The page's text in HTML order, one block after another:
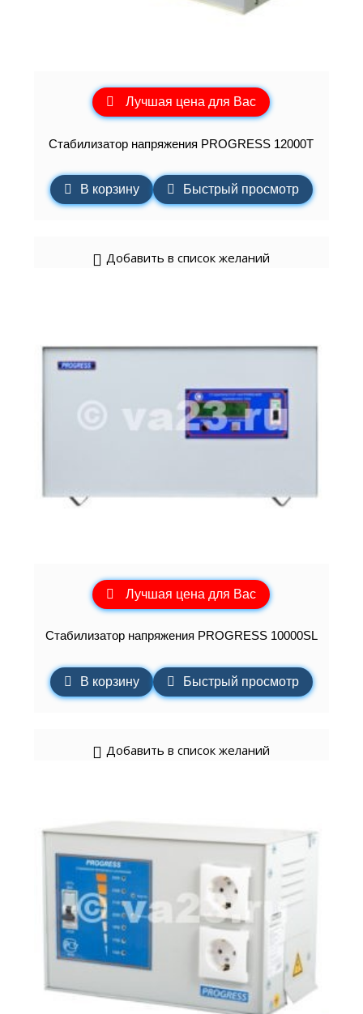
Лучшая цена для Вас
Стабилизатор напряжения PROGRESS 12000Т
В корзину Быстрый просмотр
Добавить в список желаний
Лучшая цена для Вас
Стабилизатор напряжения PROGRESS 10000SL
В корзину Быстрый просмотр
Добавить в список желаний